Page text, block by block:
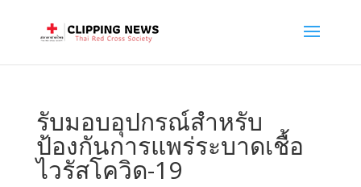
รับมอบอุปกรณ์สำหรับ
ป้องกันการแพร่ระบาดเชื้อ
ไวรัสโควิด-19